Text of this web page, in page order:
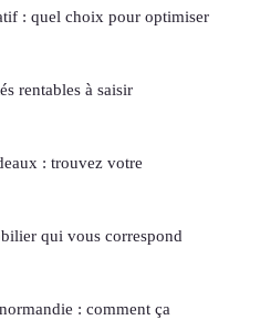
: quel choix pour optimiser
rentables à saisir
: trouvez votre
qui vous correspond
: comment ça